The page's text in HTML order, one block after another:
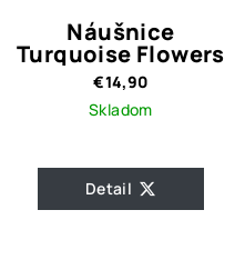
Náušnice
Turquoise Flowers
€14,90
Skladom
Detail